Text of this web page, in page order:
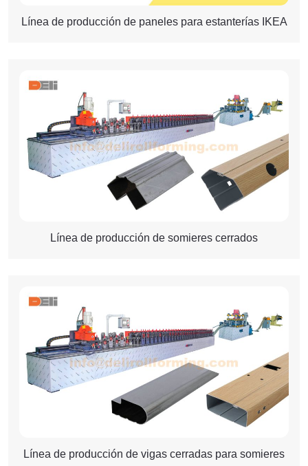
Línea de producción de paneles para estanterías IKEA
Línea de producción de somieres cerrados
Línea de producción de vigas cerradas para somieres